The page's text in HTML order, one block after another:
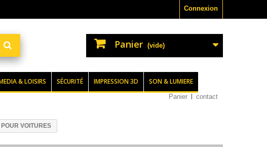
Connexion
Panier (vide)
& LOISIRS SÉCURITÉ IMPRESSION 3D SON & LUMIERE
Panier contact
VOITURES